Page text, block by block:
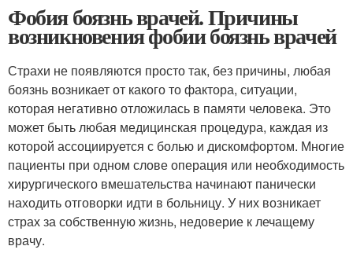
Фобия боязнь врачей. Причины
возникновения фобии боязнь врачей
Страхи не появляются просто так, без причины, любая
боязнь возникает от какого то фактора, ситуации,
которая негативно отложилась в памяти человека. Это
может быть любая медицинская процедура, каждая из
которой ассоциируется с болью и дискомфортом. Многие
пациенты при одном слове операция или необходимость
хирургического вмешательства начинают панически
находить отговорки идти в больницу. У них возникает
страх за собственную жизнь, недоверие к лечащему
врачу.